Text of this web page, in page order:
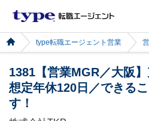
type転職エージェント営業
1381【営業MGR／大阪
想定年休120日／できる
す！